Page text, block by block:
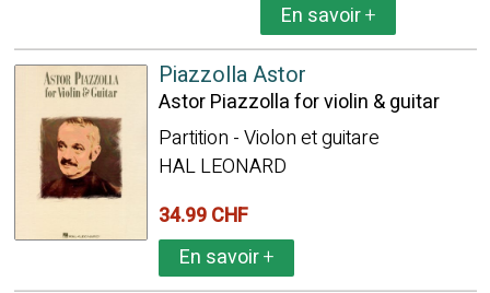
En savoir+
Piazzolla Astor
Astor Piazzolla for violin & guitar
Partition - Violon et guitare
HAL LEONARD
34.99 CHF
En savoir+